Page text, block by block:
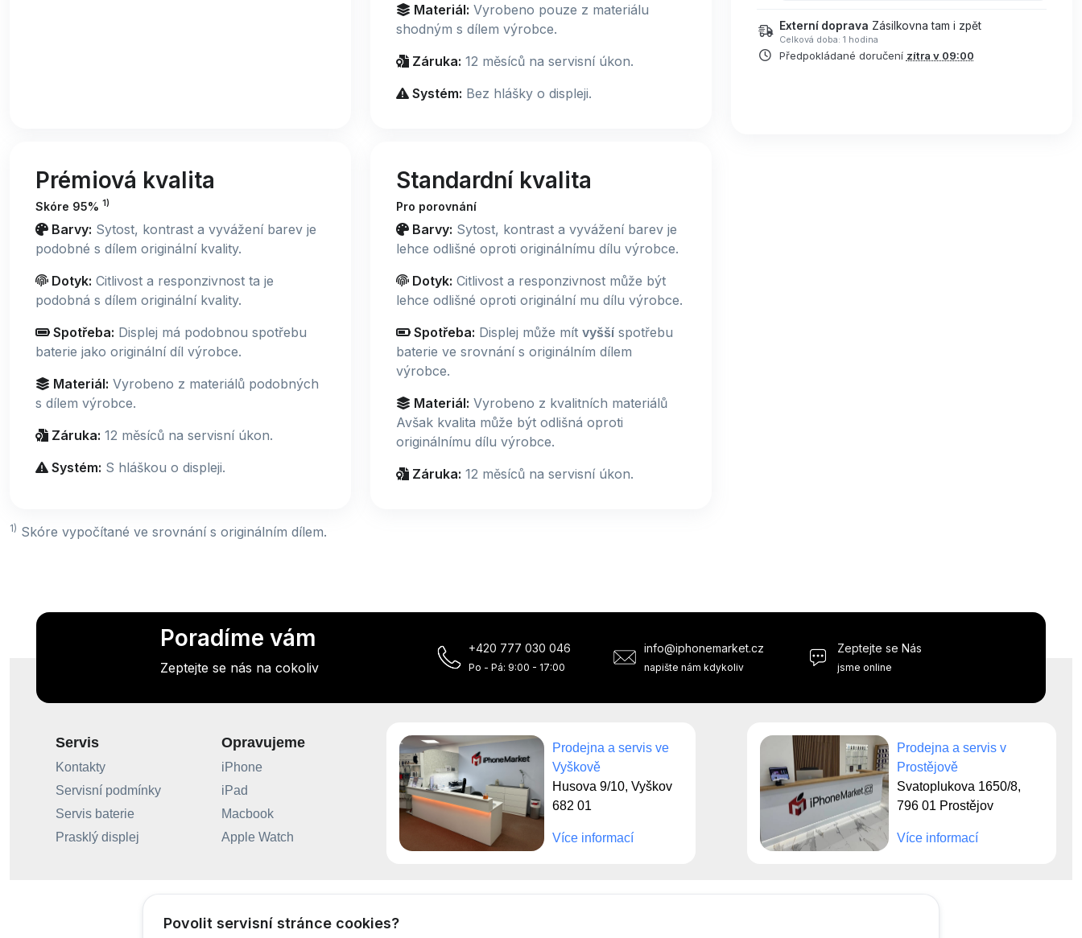
Materiál: Vyrobeno pouze z materiálu
shodným s dílem výrobce.
Záruka: 12 měsíců na servisní úkon.
Systém: Bez hlášky o displeji.
Prémiová kvalita
Skóre 95% 1)
Barvy: Sytost, kontrast a vyvážení barev je
podobné s dílem originální kvality.
Dotyk: Citlivost a responzivnost ta je
podobná s dílem originální kvality.
Spotřeba: Displej má podobnou spotřebu
baterie jako originální díl výrobce.
Materiál: Vyrobeno z materiálů podobných
s dílem výrobce.
Záruka: 12 měsíců na servisní úkon.
Systém: S hláškou o displeji.
Standardní kvalita
Pro porovnání
Barvy: Sytost, kontrast a vyvážení barev je
lehce odlišné oproti originálnímu dílu výrobce.
Dotyk: Citlivost a responzivnost může být
lehce odlišné oproti originální mu dílu výrobce.
Spotřeba: Displej může mít vyšší spotřebu
baterie ve srovnání s originálním dílem
výrobce.
Materiál: Vyrobeno z kvalitních materiálů
Avšak kvalita může být odlišná oproti
originálnímu dílu výrobce.
Záruka: 12 měsíců na servisní úkon.
1) Skóre vypočítané ve srovnání s originálním dílem.
Externí doprava Zásilkovna tam i zpět
Celková doba: 1 hodina
Předpokládané doručení zítra v 09:00
Povolit servisní stránce cookies?
Poradíme vám
Zeptejte se nás na cokoliv
+420 777 030 046
Po - Pá: 9:00 - 17:00
info@iphonemarket.cz
napište nám kdykoliv
Zeptejte se Nás
jsme online
Servis
Kontakty
Servisní podmínky
Servis baterie
Prasklý displej
Opravujeme
iPhone
iPad
Macbook
Apple Watch
Prodejna a servis ve
Vyškově
Husova 9/10, Vyškov
682 01
Více informací
Prodejna a servis v
Prostějově
Svatoplukova 1650/8,
796 01 Prostějov
Více informací